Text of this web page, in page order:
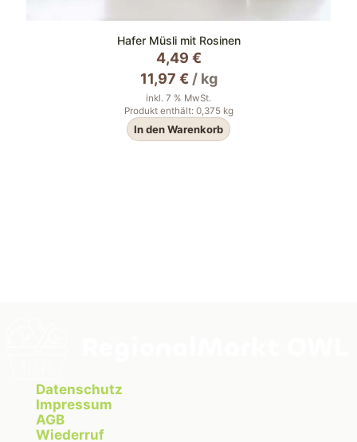
Hafer Müsli mit Rosinen
4,49 €
11,97 € / kg
inkl. 7 % MwSt.
Produkt enthält: 0,375 kg
In den Warenkorb
Datenschutz
Impressum
AGB
Wiederruf